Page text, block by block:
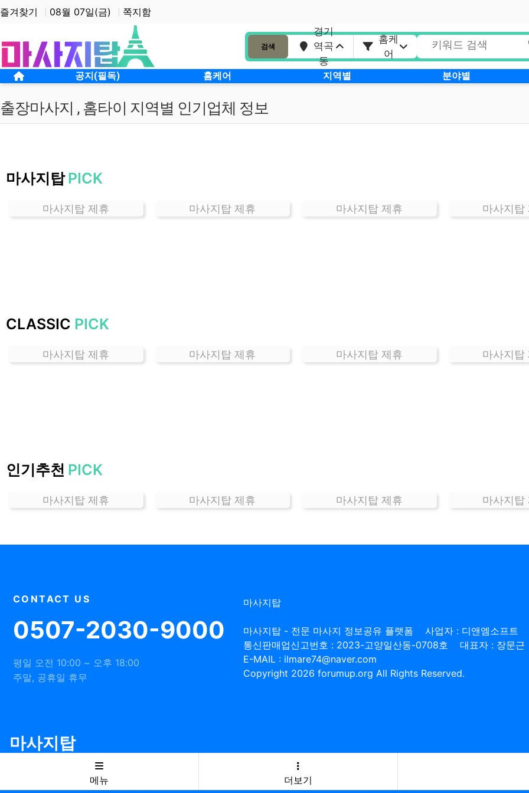
상단 네비
즐겨찾기 08월 07일(금) 쪽지함
검색
경기
역곡
동
홈케
어
메인 메뉴 공지(필독) 홈케어 지역별 분야별
홈으로
출장마사지 , 홈타이 지역별 인기업체 정보
역
가
격
천
마사지탑 PICK
마사지탑 제휴 마사지탑 제휴 마사지탑 제휴 마사지탑
CLASSIC PICK
마사지탑 제휴 마사지탑 제휴 마사지탑 제휴 마사지탑
인기추천 PICK
마사지탑 제휴 마사지탑 제휴 마사지탑 제휴 마사지탑
CONTACT US
0507-2030-9000
평일 오전 10:00 ~ 오후 18:00
주말, 공휴일 휴무
마사지탑
마사지탑 - 전문 마사지 정보공유 플랫폼
사업자 : 디앤엠소프트
통신판매업신고번호 : 2023-고양일산동-0708호
대표자 : 장문근
E-MAIL : ilmare74@naver.com
Copyright 2026 forumup.org All Rights Reserved.
마사지탑
메뉴
더보기